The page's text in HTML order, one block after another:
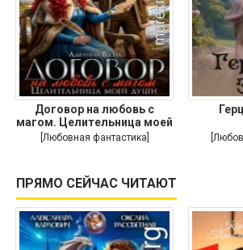
Договор на любовь с
магом. Целительница моей
души
[Любовная фантастика]
ПРЯМО СЕЙЧАС ЧИТАЮТ